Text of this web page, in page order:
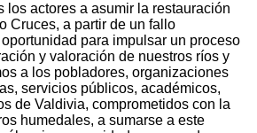
los actores a asumir la restauración
Cruces, a partir de un fallo
para impulsar un proceso
y valoración de nuestros ríos y
a los pobladores, organizaciones
servicios públicos, académicos,
de Valdivia, comprometidos con la
humedales, a sumarse a este